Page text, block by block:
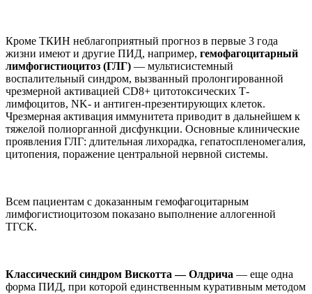
Кроме ТКИН неблагоприятный прогноз в первые 3 года
жизни имеют и другие ПИД, например, гемофагоцитарный
лимфогистиоцитоз (ГЛГ) — мультисистемный
воспалительный синдром, вызванный пролонгированной
чрезмерной активацией CD8+ цитотоксических Т-
лимфоцитов, NK- и антиген-презентирующих клеток.
Чрезмерная активация иммунитета приводит в дальнейшем к
тяжелой полиорганной дисфункции. Основные клинические
проявления ГЛГ: длительная лихорадка, гепатоспленомегалия,
цитопения, поражение центральной нервной системы.
Всем пациентам с доказанным гемофагоцитарным
лимфогистиоцитозом показано выполнение аллогенной
ТГСК.
Классический синдром Вискотта — Олдрича — еще одна
форма ПИД, при которой единственным куративным методом